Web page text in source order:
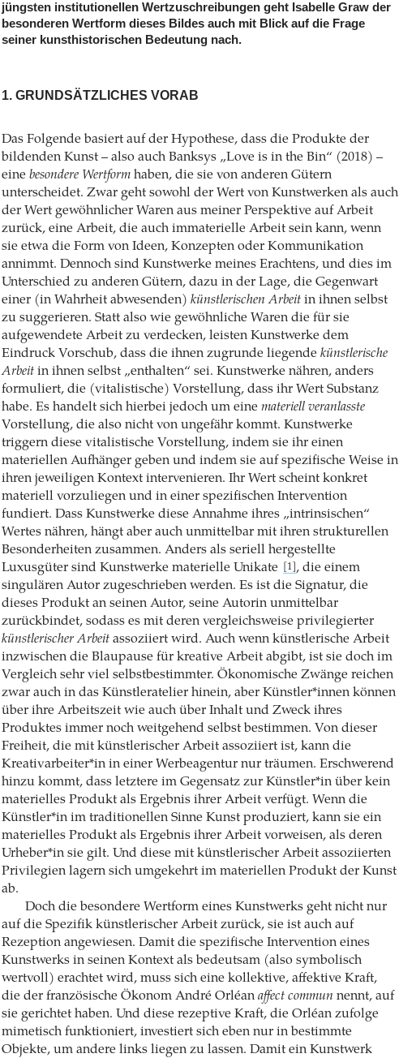
jüngsten institutionellen Wertzuschreibungen geht Isabelle Graw der
besonderen Wertform dieses Bildes auch mit Blick auf die Frage
seiner kunsthistorischen Bedeutung nach.
1. GRUNDSÄTZLICHES VORAB
Das Folgende basiert auf der Hypothese, dass die Produkte der
bildenden Kunst – also auch Banksys „Love is in the Bin“ (2018) –
eine besondere Wertformhaben, die sie von anderen Gütern
unterscheidet. Zwar geht sowohl der Wert von Kunstwerken als auch
der Wert gewöhnlicher Waren aus meiner Perspektive auf Arbeit
zurück, eine Arbeit, die auch immaterielle Arbeit sein kann, wenn
sie etwa die Form von Ideen, Konzepten oder Kommunikation
annimmt. Dennoch sind Kunstwerke meines Erachtens, und dies im
Unterschied zu anderen Gütern, dazu in der Lage, die Gegenwart
einer (in Wahrheit abwesenden) künstlerischen Arbeitin ihnen selbst
zu suggerieren. Statt also wie gewöhnliche Waren die für sie
aufgewendete Arbeit zu verdecken, leisten Kunstwerke dem
Eindruck Vorschub, dass die ihnen zugrunde liegende künstlerische
Arbeitin ihnen selbst „enthalten“ sei. Kunstwerke nähren, anders
formuliert, die (vitalistische) Vorstellung, dass ihr Wert Substanz
habe. Es handelt sich hierbei jedoch um eine materiell veranlasste
Vorstellung, die also nicht von ungefähr kommt. Kunstwerke
triggern diese vitalistische Vorstellung, indem sie ihr einen
materiellen Aufhänger geben und indem sie auf spezifische Weise in
ihren jeweiligen Kontext intervenieren. Ihr Wert scheint konkret
materiell vorzuliegen und in einer spezifischen Intervention
fundiert. Dass Kunstwerke diese Annahme ihres „intrinsischen“
Wertes nähren, hängt aber auch unmittelbar mit ihren strukturellen
Besonderheiten zusammen. Anders als seriell hergestellte
Luxusgüter sind Kunstwerke materielle Unikate
[1] , die einem
singulären Autor zugeschrieben werden. Es ist die Signatur, die
dieses Produkt an seinen Autor, seine Autorin unmittelbar
zurückbindet, sodass es mit deren vergleichsweise privilegierter
künstlerischer Arbeitassoziiert wird. Auch wenn künstlerische Arbeit
inzwischen die Blaupause für kreative Arbeit abgibt, ist sie doch im
Vergleich sehr viel selbstbestimmter. Ökonomische Zwänge reichen
zwar auch in das Künstleratelier hinein, aber Künstler*innen können
über ihre Arbeitszeit wie auch über Inhalt und Zweck ihres
Produktes immer noch weitgehend selbst bestimmen. Von dieser
Freiheit, die mit künstlerischer Arbeit assoziiert ist, kann die
Kreativarbeiter*in in einer Werbeagentur nur träumen. Erschwerend
hinzu kommt, dass letztere im Gegensatz zur Künstler*in über kein
materielles Produkt als Ergebnis ihrer Arbeit verfügt. Wenn die
Künstler*in im traditionellen Sinne Kunst produziert, kann sie ein
materielles Produkt als Ergebnis ihrer Arbeit vorweisen, als deren
Urheber*in sie gilt. Und diese mit künstlerischer Arbeit assoziierten
Privilegien lagern sich umgekehrt im materiellen Produkt der Kunst
ab.
Doch die besondere Wertform eines Kunstwerks geht nicht nur
auf die Spezifik künstlerischer Arbeit zurück, sie ist auch auf
Rezeption angewiesen. Damit die spezifische Intervention eines
Kunstwerks in seinen Kontext als bedeutsam (also symbolisch
wertvoll) erachtet wird, muss sich eine kollektive, affektive Kraft,
die der französische Ökonom André Orléan affect commun nennt, auf
sie gerichtet haben. Und diese rezeptive Kraft, die Orléan zufolge
mimetisch funktioniert, investiert sich eben nur in bestimmte
Objekte, um andere links liegen zu lassen. Damit ein Kunstwerk